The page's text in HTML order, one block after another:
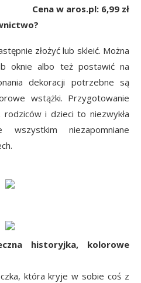
Cena w aros.pl: 6,99 zł
złożyć lub skleić. Można
oknie albo też postawić na
dekoracji potrzebne są
wstążki. Przygotowanie
i dzieci to niezwykła
niezapomniane
historyjka, kolorowe
która kryje w sobie coś z